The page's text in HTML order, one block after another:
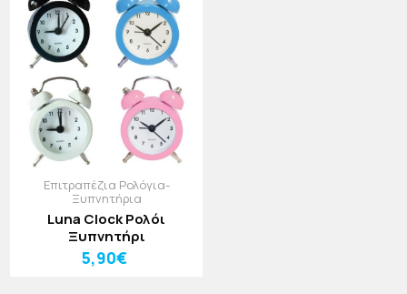
Επιτραπέζια Ρολόγια-
Ξυπνητήρια
Luna Clock Ρολόι
Ξυπνητήρι
5,90€